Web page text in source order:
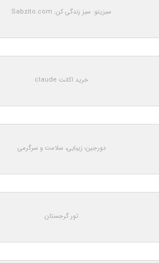
سبزیتو: سبز زندگی کن: Sabzito.com
خرید اکانت claude
دورجین؛ زیبایی، سلامت و سرگرمی
تور گرجستان